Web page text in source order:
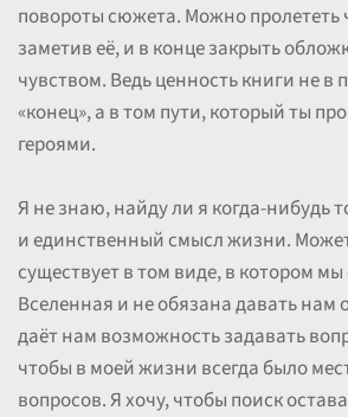
повороты сюжета. Можно пролететь
заметив её, и в конце закрыть
чувством. Ведь ценность книги не в
«конец», а в том пути, который ты
героями.
Я не знаю, найду ли я когда-нибудь
и единственный смысл жизни.
существует в том виде, в котором
Вселенная и не обязана давать нам
даёт нам возможность задавать
чтобы в моей жизни всегда было
вопросов. Я хочу, чтобы поиск